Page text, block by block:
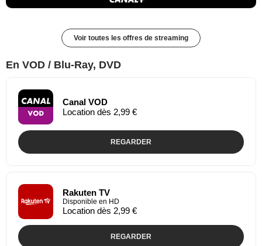
Voir toutes les offres de streaming
En VOD / Blu-Ray, DVD
Canal VOD
Location dès 2,99 €
REGARDER
Rakuten TV
Disponible en HD
Location dès 2,99 €
REGARDER